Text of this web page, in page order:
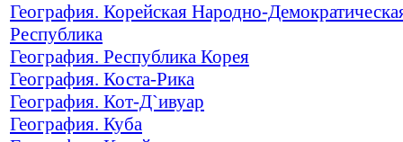
География. Корейская Народно-
Республика
География. Республика Корея
География. Коста-Рика
География. Кот-Д`ивуар
География. Куба